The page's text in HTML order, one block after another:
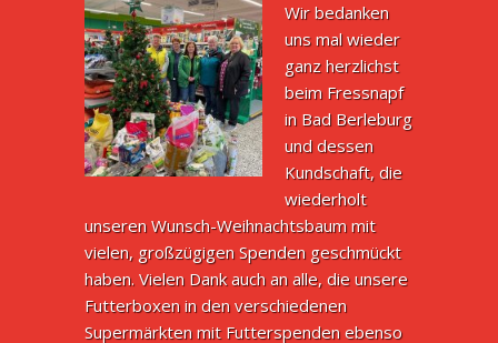
Wir bedanken
uns mal wieder
ganz herzlichst
beim Fressnapf
in Bad Berleburg
und dessen
Kundschaft, die
wiederholt
unseren Wunsch-Weihnachtsbaum mit
vielen, großzügigen Spenden geschmückt
haben. Vielen Dank auch an alle, die unsere
Futterboxen in den verschiedenen
Supermärkten mit Futterspenden ebenso